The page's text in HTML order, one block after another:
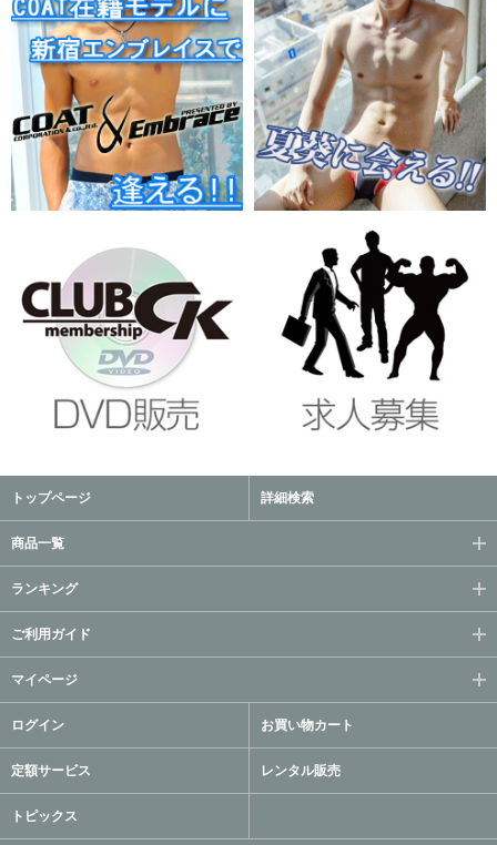
トップページ 詳細検索
商品一覧
ランキング
ご利用ガイド
マイページ
ログイン お買い物カート
定額サービス レンタル販売
トピックス